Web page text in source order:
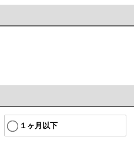
１ヶ月以下